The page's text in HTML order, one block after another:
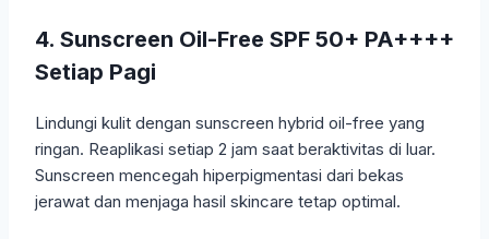
4. Sunscreen Oil-Free SPF 50+ PA++++
Setiap Pagi
Lindungi kulit dengan sunscreen hybrid oil-free yang
ringan. Reaplikasi setiap 2 jam saat beraktivitas di luar.
Sunscreen mencegah hiperpigmentasi dari bekas
jerawat dan menjaga hasil skincare tetap optimal.